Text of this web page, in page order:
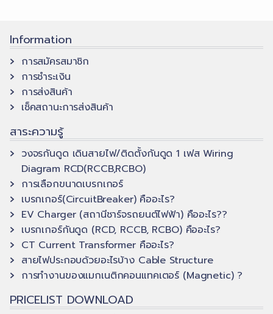
range:
2,102.55 ฿
through
5,531.90 ฿.
988.20 ฿
multiple
variants.
The
may
be
on
the
product
page
Information
การสมัครสมาชิก
การชำระเงิน
การส่งสินค้า
เช็คสถานะการส่งสินค้า
สาระความรู้
วงจรกันดูด เดินสายไฟ/ติดตั้งกันดูด 1 เฟส Wiring
Diagram RCD(RCCB,RCBO)
การเลือกขนาดเบรกเกอร์
เบรกเกอร์(CircuitBreaker) คืออะไร?
EV Charger (สถานีชาร์จรถยนต์ไฟฟ้า) คืออะไร??
เบรกเกอร์กันดูด (RCD, RCCB, RCBO) คืออะไร?
CT Current Transformer คืออะไร?
สายไฟประกอบด้วยอะไรบ้าง Cable Structure
การทำงานของแมกเนติกคอนแทคเตอร์ (Magnetic) ?
PRICELIST DOWNLOAD